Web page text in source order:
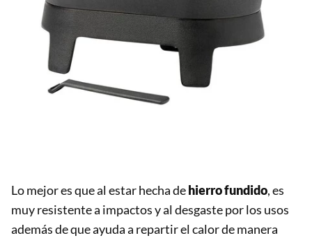
Lo mejor es que al estar hecha dehierro fundido, es
muy resistente a impactos y al desgaste por los usos
además de que ayuda a repartir el calor de manera